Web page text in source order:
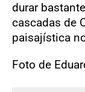
durar
cascadas de
paisajística
Foto de